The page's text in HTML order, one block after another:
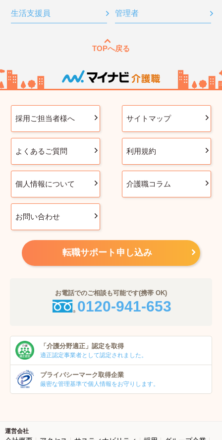
生活支援員 管理者
TOPへ戻る
採用ご担当者様へ サイトマップ
よくあるご質問 利用規約
個人情報について 介護職コラム
お問い合わせ
転職サポート申し込み
お電話でのご相談も可能です(携帯 OK)
0120-941-653
「介護分野適正」 認定を取得
適正認定事業者として認定されました。
プライバシーマーク取得企業
厳密な管理基準で個人情報をお守りします。
運営会社